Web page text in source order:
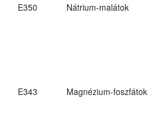
E350 Nátrium-malátok
E343 Magnézium-foszfátok